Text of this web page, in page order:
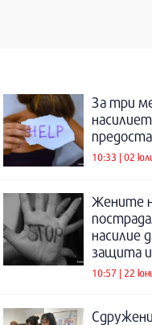
За три
10:33 | 02
Жените
насилие
защита
10:57 | 22